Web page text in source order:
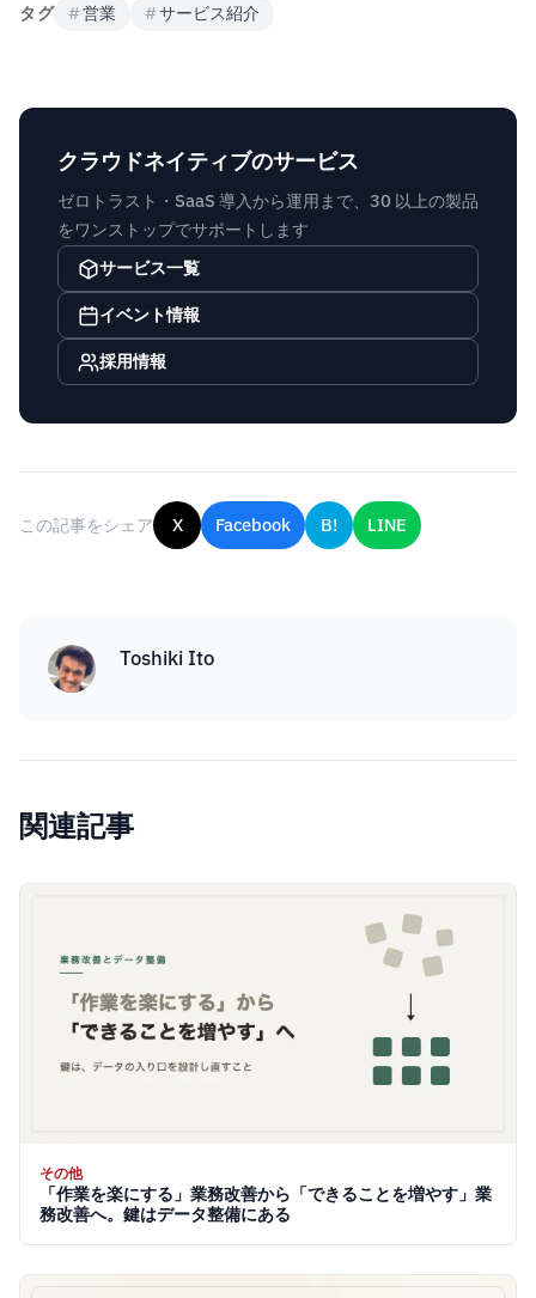
タグ #営業 #サービス紹介
クラウドネイティブのサービス
ゼロトラスト・SaaS 導入から運用まで、30 以上の製品
をワンストップでサポートします
サービス一覧
イベント情報
採用情報
この記事をシェア X Facebook B! LINE
Toshiki Ito
関連記事
その他
「作業を楽にする」業務改善から「できることを増やす」業
務改善へ。鍵はデータ整備にある